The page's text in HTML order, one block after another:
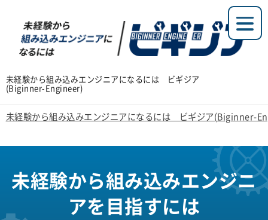
未経験から組み込みエンジニアになるには ビギジア
(Biginner-Engineer)
未経験から組み込みエンジニアになるには ビギジア(Biginner-
未経験から組み込みエンジニ
アを目指すには